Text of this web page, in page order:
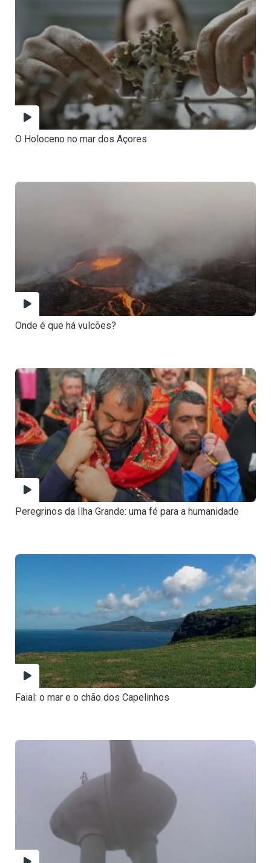
O Holoceno no mar dos Açores
Onde é que há vulcões?
Peregrinos da Ilha Grande: uma fé para a humanidade
Faial: o mar e o chão dos Capelinhos